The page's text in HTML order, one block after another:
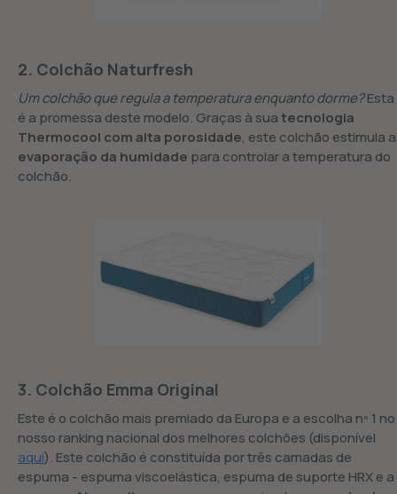
2. Colchão Naturfresh
Um colchão que regula a temperatura enquanto dorme?Esta
é a promessa deste modelo. Graças à suatecnologia
Thermocool com alta porosidade, este colchão estimula a
evaporação da humidade para controlar a temperatura do
colchão.
3. Colchão Emma Original
Este é o colchão mais premiado da Europa e a escolha nº 1 no
nosso ranking nacional dos melhores colchões (disponível
aqui). Este colchão é constituída por três camadas de
espuma - espuma viscoelástica, espuma de suporte HRX e a